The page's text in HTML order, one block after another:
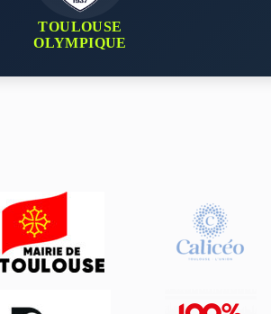
TOULOUSE
OLYMPIQUE